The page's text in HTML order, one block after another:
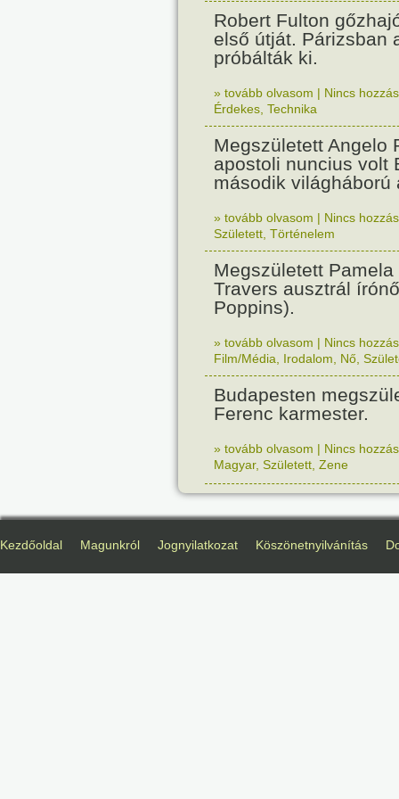
Robert Fulton
első útját. Párizsban
próbálták ki.
» tovább olvasom | Nincs
Érdekes Technika
Megszületett Angelo
apostoli nuncius volt
második világháború
» tovább olvasom | Nincs
Született Történelem
Megszületett Pamela
Travers ausztrál
Poppins).
» tovább olvasom | Nincs
Film/Média
Irodalom Nő
Budapesten
Ferenc karmester.
» tovább olvasom | Nincs
Magyar, Született Zene
Kezdőoldal Magunkról Jognyilatkozat Köszönetnyilvánítás